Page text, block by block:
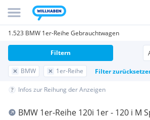
1.523 BMW 1er-Reihe Gebrauchtwagen
BMW 1er-Reihe Filter
Filtern
Infos zur Reihung der Anzeigen
BMW 1er-Reihe 120i 1er - 120 i M